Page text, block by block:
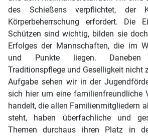
des Schießens verpflichtet, der
Körperbeherrschung erfordert. Die
Schützen sind wichtig, bilden sie
Erfolges der Mannschaften, die im
und Punkte liegen.
Traditionspflege und Geselligkeit nicht
Aufgabe sehen wir in der
sich hier um eine familienfreundliche
handelt, die allen Familienmitgliedern
steht, haben überfachliche und
Themen durchaus ihren Platz in